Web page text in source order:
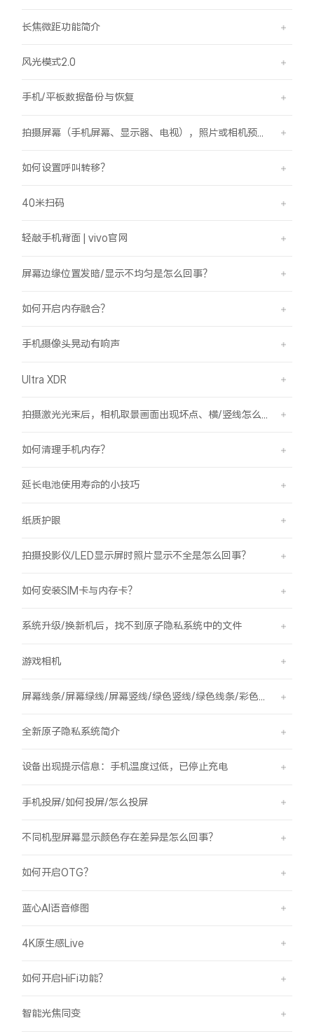
长焦微距功能简介
风光模式2.0
手机/平板数据备份与恢复
如何设置呼叫转移？
40米扫码
轻敲手机背面 | vivo官网
屏幕边缘位置发暗/显示不均匀是怎么回事？
如何开启内存融合？
手机摄像头晃动有响声
Ultra XDR
如何清理手机内存？
延长电池使用寿命的小技巧
纸质护眼
拍摄投影仪/LED显示屏时照片显示不全是怎么回事？
如何安装SIM卡与内存卡？
系统升级/换新机后，找不到原子隐私系统中的文件
游戏相机
全新原子隐私系统简介
设备出现提示信息：手机温度过低，已停止充电
手机投屏/如何投屏/怎么投屏
不同机型屏幕显示颜色存在差异是怎么回事？
如何开启OTG？
蓝心AI语音修图
4K原生感Live
如何开启HiFi功能？
智能光焦同变